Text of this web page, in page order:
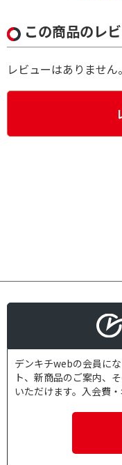
この商品のレ
レビューはありません。
デンキチwebの会員に
ト、新商品のご案内、
いただけます。入会費